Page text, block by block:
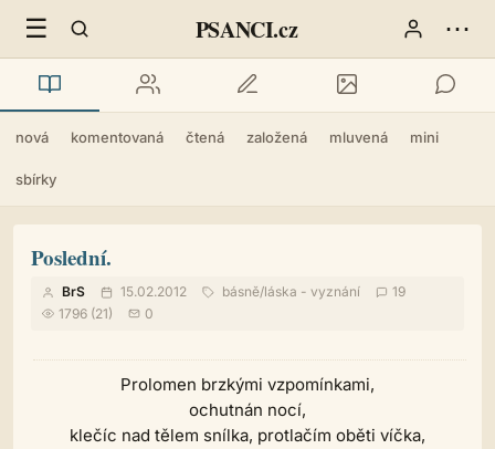
☰ PSANCI.cz ⋯
nová komentovaná čtená založená mluvená mini
sbírky
Poslední.
BrS 15.02.2012 básně/láska - vyznání
19
1796 (21)
0
Prolomen brzkými vzpomínkami,
ochutnán nocí,
klečíc nad tělem snílka, protlačím oběti víčka,